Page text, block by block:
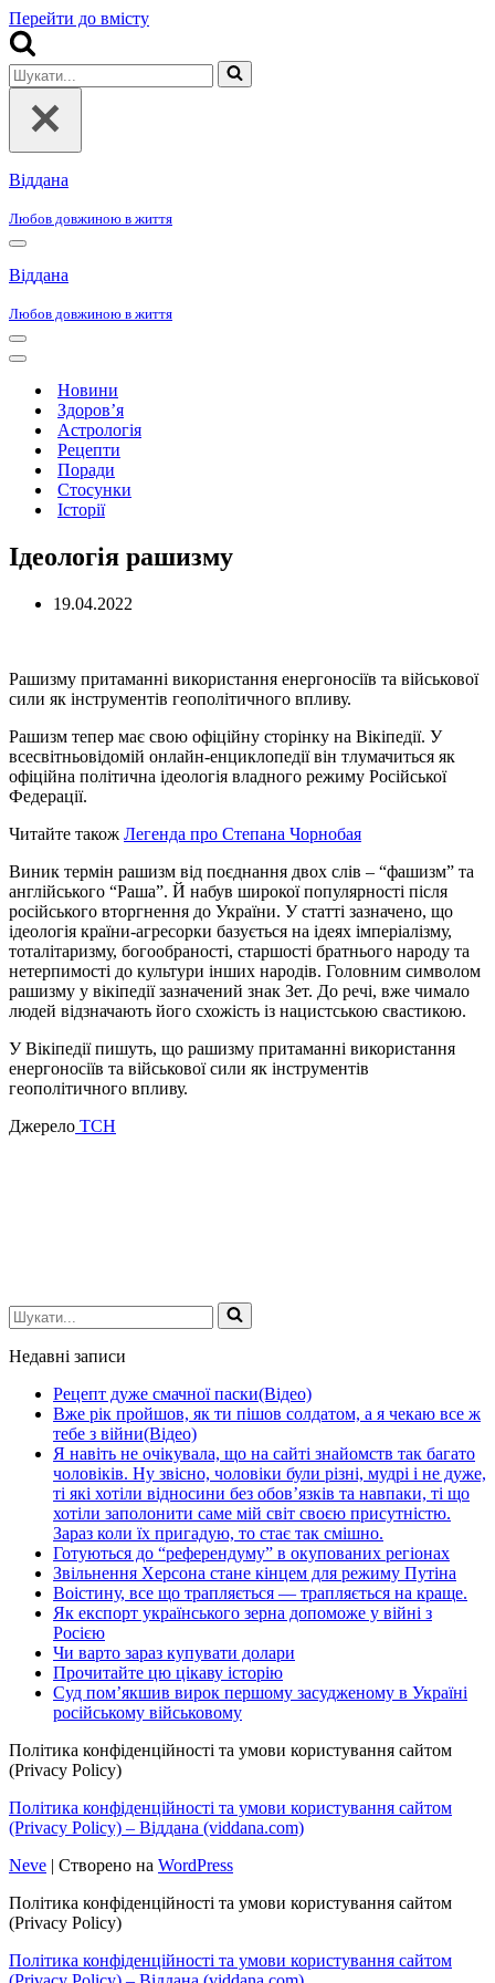
Перейти до вмісту
Шукати...
Віддана
Любов довжиною в життя
Меню
навігації
Віддана
Любов довжиною в життя
Меню
навігації
Меню
навігаціїНовини
Здоров’я
Астрологія
Рецепти
Поради
Стосунки
Історії
Iдеологія рашизму
19.04.2022
Рашизму притаманні використання енергоносіїв та військової
сили як інструментів геополітичного впливу.
Рашизм тепер має свою офіційну сторінку на Вікіпедії. У
всесвітньовідомій онлайн-енциклопедії він тлумачиться як
офіційна політична ідеологія владного режиму Російської
Федерації.
Читайте також Легенда про Степана Чорнобая
Виник термін рашизм від поєднання двох слів – “фашизм” та
англійського “Раша”. Й набув широкої популярності після
російського вторгнення до України. У статті зазначено, що
ідеологія країни-агресорки базується на ідеях імперіалізму,
тоталітаризму, богообраності, старшості братнього народу та
нетерпимості до культури інших народів. Головним символом
рашизму у вікіпедії зазначений знак Зет. До речі, вже чимало
людей відзначають його схожість із нацистською свастикою.
У Вікіпедії пишуть, що рашизму притаманні використання
енергоносіїв та військової сили як інструментів
геополітичного впливу.
Джерело ТСН
Шукати...
Недавні записи
Рецепт дуже смачної паски(Відео)
Вже рік пройшов, як ти пішов солдатом, а я чекаю все ж
тебе з війни(Відео)
Я навіть не очікувала, що на сайті знайомств так багато
чоловіків. Ну звісно, чоловіки були різні, мудрі і не дуже,
ті які хотіли відносини без обов’язків та навпаки, ті що
хотіли заполонити саме мій світ своєю присутністю.
Зараз коли їх пригадую, то стає так смішно.
Готуються до “референдуму” в окупованих регіонах
Звільнення Херсона стане кінцем для режиму Путіна
Воістину, все що трапляється — трапляється на краще.
Як експорт українського зерна допоможе у війні з
Росією
Чи варто зараз купувати долари
Прочитайте цю цікаву історію
Суд пом’якшив вирок першому засудженому в Україні
російському військовому
Політика конфіденційності та умови користування сайтом
(Privacy Policy)
Політика конфіденційності та умови користування сайтом
(Privacy Policy) – Віддана (viddana.com)
Neve | Створено на WordPress
Політика конфіденційності та умови користування сайтом
(Privacy Policy)
Політика конфіденційності та умови користування сайтом